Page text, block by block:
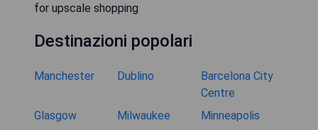
for upscale shopping
Destinazioni popolari
Manchester Dublino
Barcelona City
Centre
Glasgow
Milwaukee
Minneapolis